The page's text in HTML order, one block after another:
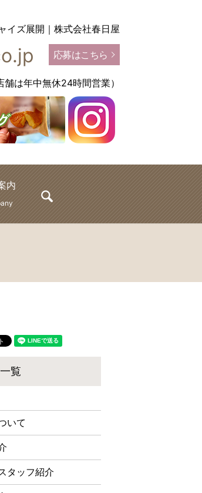
イズ展開｜株式会社春日屋
応募はこちら
は年中無休24時間営業）
内
search
いて
タッフ紹介